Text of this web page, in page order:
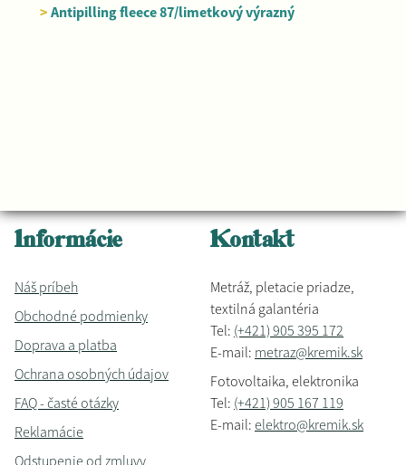
> Antipilling fleece 87/limetkový výrazný
Informácie
Náš príbeh
Obchodné podmienky
Doprava a platba
Ochrana osobných údajov
FAQ - časté otázky
Reklamácie
Odstupenie od zmluvy
Kontakt
Metráž, pletacie priadze,
textilná galantéria
Tel: (+421) 905 395 172
E-mail: metraz@kremik.sk
Fotovoltaika, elektronika
Tel: (+421) 905 167 119
E-mail: elektro@kremik.sk